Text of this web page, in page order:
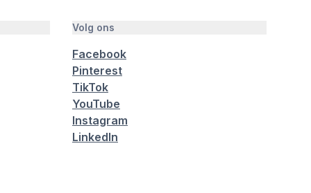
Volg ons
Facebook
Pinterest
TikTok
YouTube
Instagram
LinkedIn